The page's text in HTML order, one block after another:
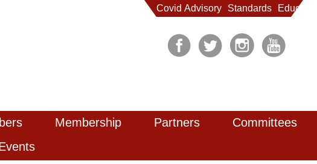
Covid Advisory Standards Education
Membership Partners Committees